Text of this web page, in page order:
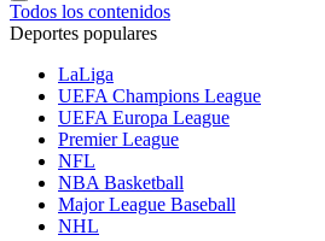
Todos los contenidos
Deportes populares
LaLiga
UEFA Champions League
UEFA Europa League
Premier League
NFL
NBA Basketball
Major League Baseball
NHL